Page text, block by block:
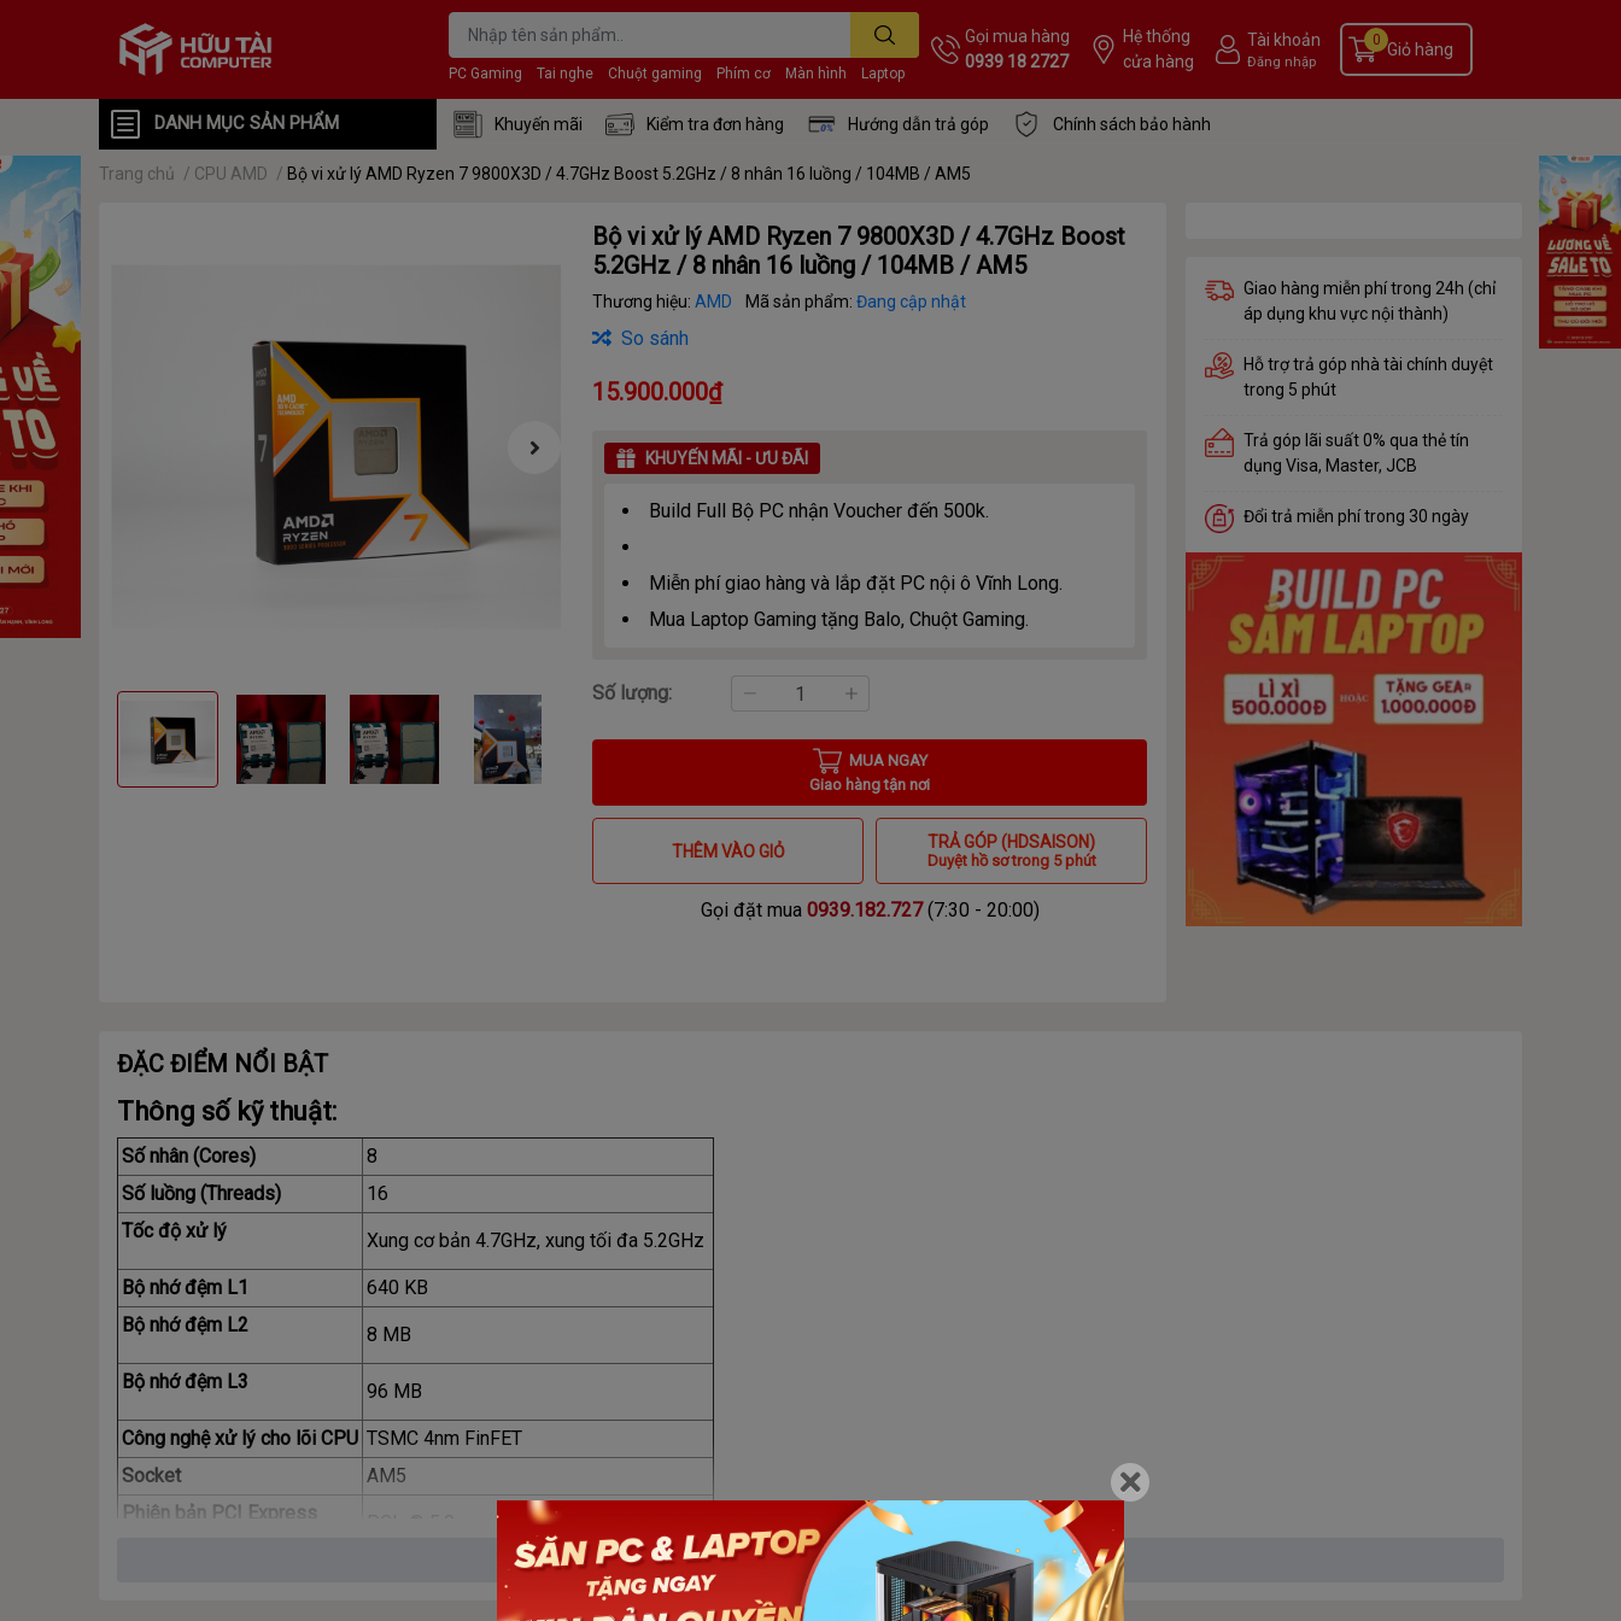
PC Gaming Tai nghe Chuột gaming Phím cơ Màn hình Laptop
Gọi mua hàng
0939 18 2727
Hệ thống
cửa hàng
Tài khoản
Đăng nhập
Giỏ hàng
0
DANH MỤC SẢN PHẨM Khuyến mãi Kiểm tra đơn hàng Hướng dẫn trả góp Chính sách bảo hành
Trang chủ / CPU AMD / Bộ vi xử lý AMD Ryzen 7 9800X3D / 4.7GHz Boost 5.2GHz / 8 nhân 16 luồng / 104MB / AM5
Bộ vi xử lý AMD Ryzen 7 9800X3D / 4.7GHz Boost
5.2GHz / 8 nhân 16 luồng / 104MB / AM5
Thương hiệu:AMD Mã sản phẩm:Đang cập nhật
So sánh
15.900.000₫
KHUYẾN MÃI - ƯU ĐÃI
Build Full Bộ PC nhận Voucher đến 500k.
Miễn phí giao hàng và lắp đặt PC nội ô Vĩnh Long.
Mua Laptop Gaming tặng Balo, Chuột Gaming.
Số lượng:
MUA NGAY
Giao hàng tận nơi
THÊM VÀO GIỎ TRẢ GÓP (HDSAISON)
Duyệt hồ sơ trong 5 phút
Gọi đặt mua 0939.182.727(7:30 - 20:00)
Giao hàng miễn phí trong 24h (chỉ
áp dụng khu vực nội thành)
Hỗ trợ trả góp nhà tài chính duyệt
trong 5 phút
Trả góp lãi suất 0% qua thẻ tín
dụng Visa, Master, JCB
Đổi trả miễn phí trong 30 ngày
ĐẶC ĐIỂM NỔI BẬT
Thông số kỹ thuật:
Số nhân (Cores)
8
Số luồng (Threads)
16
Tốc độ xử lý
Xung cơ bản 4.7GHz, xung tối đa 5.2GHz
Bộ nhớ đệm L1
640 KB
Bộ nhớ đệm L2
8 MB
Bộ nhớ đệm L3 96 MB
Công nghệ xử lý cho lõi CPU TSMC 4nm FinFET
Socket
AM5
Phiên bản PCI Express
Xem thêm